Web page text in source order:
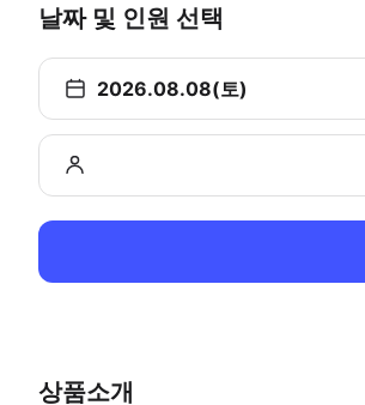
날짜 및 인원 선택
2026.08.08(토)
상품소개